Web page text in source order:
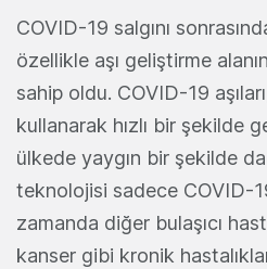
COVID-19 salgını
özellikle aşı geliştirme
sahip oldu. COVID-19
kullanarak hızlı bir şekilde
ülkede yaygın bir şekilde
teknolojisi sadece COVID-
zamanda diğer bulaşıcı
kanser gibi kronik